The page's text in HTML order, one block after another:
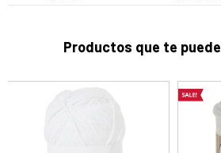
Productos que te